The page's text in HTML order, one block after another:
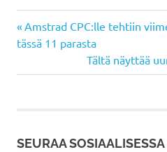
Artikkelien
Previous
Post:
Amstrad CPC:lle tehtiin
tässä 11 parasta
Next
Post:
Tältä näyttää
SEURAA